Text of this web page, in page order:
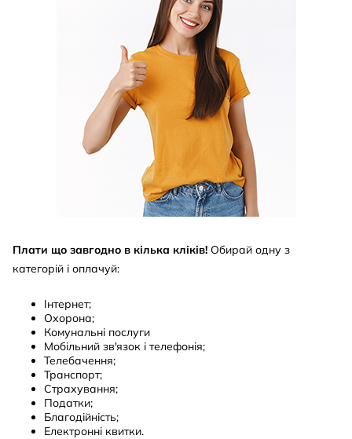
Плати що завгодно в кілька кліків! Обирай одну з
категорій і оплачуй:
Інтернет;
Охорона;
Комунальні послуги
Мобільний зв'язок і телефонія;
Телебачення;
Транспорт;
Страхування;
Податки;
Благодійність;
Електронні квитки.